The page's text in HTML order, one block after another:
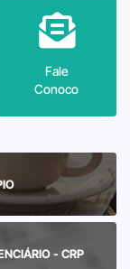
Fale
Conoco
- CRP